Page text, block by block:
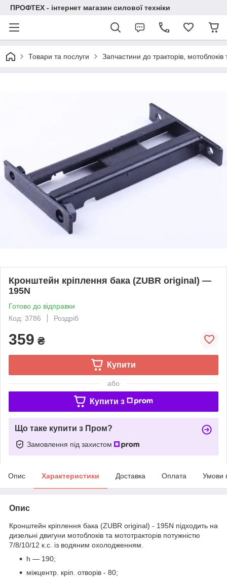
ПРОФТЕХ - інтернет магазин силової техніки
Товари та послуги Запчастини до тракторів,
Кронштейн кріплення бака (ZUBR original) —
195N
Готово до відправки
Код: 3786
Роздріб
359 ₴
Купити
або
Купити з
Що таке купити з Пром?
Замовлення під захистом
Опис Характеристики Доставка Оплата Умови
Опис
Кронштейн кріплення бака (ZUBR original) - 195N підходить на
дизельні двигуни мотоблоків та мототракторів потужністю
7/8/10/12 к.с. із водяним охолодженням.
h — 190;
міжцентр. кріп. отворів - 80;